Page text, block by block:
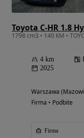
Toyota C-HR 1.8
1798 cm3 • 140 KM •
4 km
2025
Warszawa
Firma • Podbite
Firma